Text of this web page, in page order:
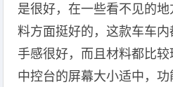
是很好，在一些看不见的
料方面挺好的，这款车车内
手感很好，而且材料都比较
中控台的屏幕大小适中，功